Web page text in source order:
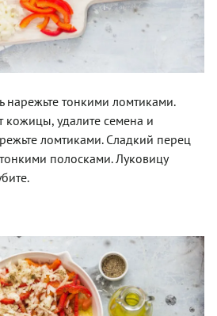
тонкими ломтиками.
кожицы, удалите семена и
ломтиками. Сладкий перец
полосками. Луковицу